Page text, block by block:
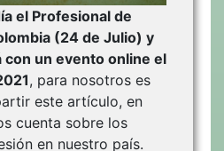
el Profesional de
(24 de Julio) y
con un evento online el
, para nosotros es
este artículo, en
cuenta sobre los
en nuestro país.